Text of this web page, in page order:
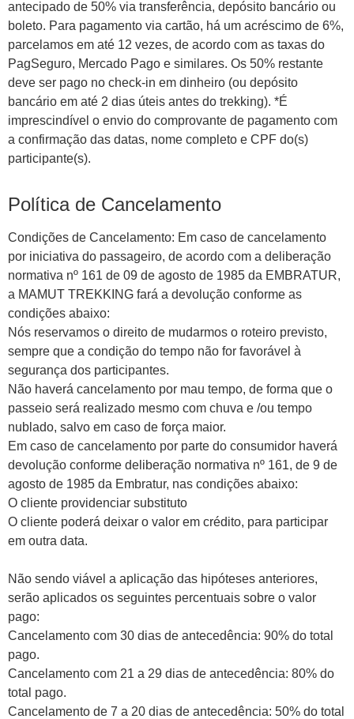
antecipado de 50% via transferência, depósito bancário ou
boleto. Para pagamento via cartão, há um acréscimo de 6%,
parcelamos em até 12 vezes, de acordo com as taxas do
PagSeguro, Mercado Pago e similares. Os 50% restante
deve ser pago no check-in em dinheiro (ou depósito
bancário em até 2 dias úteis antes do trekking). *É
imprescindível o envio do comprovante de pagamento com
a confirmação das datas, nome completo e CPF do(s)
participante(s).
Política de Cancelamento
Condições de Cancelamento: Em caso de cancelamento
por iniciativa do passageiro, de acordo com a deliberação
normativa nº 161 de 09 de agosto de 1985 da EMBRATUR,
a MAMUT TREKKING fará a devolução conforme as
condições abaixo:
Nós reservamos o direito de mudarmos o roteiro previsto,
sempre que a condição do tempo não for favorável à
segurança dos participantes.
Não haverá cancelamento por mau tempo, de forma que o
passeio será realizado mesmo com chuva e /ou tempo
nublado, salvo em caso de força maior.
Em caso de cancelamento por parte do consumidor haverá
devolução conforme deliberação normativa nº 161, de 9 de
agosto de 1985 da Embratur, nas condições abaixo:
O cliente providenciar substituto
O cliente poderá deixar o valor em crédito, para participar
em outra data.
Não sendo viável a aplicação das hipóteses anteriores,
serão aplicados os seguintes percentuais sobre o valor
pago:
Cancelamento com 30 dias de antecedência: 90% do total
pago.
Cancelamento com 21 a 29 dias de antecedência: 80% do
total pago.
Cancelamento de 7 a 20 dias de antecedência: 50% do total